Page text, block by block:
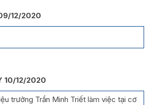
12/2020
10/12/2020
trưởng Trần Minh Triết làm việc tại cơ